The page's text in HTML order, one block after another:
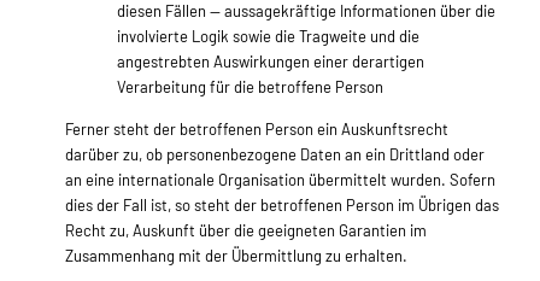
diesen Fällen — aussagekräftige Informationen über die
involvierte Logik sowie die Tragweite und die
angestrebten Auswirkungen einer derartigen
Verarbeitung für die betroffene Person
Ferner steht der betroffenen Person ein Auskunftsrecht
darüber zu, ob personenbezogene Daten an ein Drittland oder
an eine internationale Organisation übermittelt wurden. Sofern
dies der Fall ist, so steht der betroffenen Person im Übrigen das
Recht zu, Auskunft über die geeigneten Garantien im
Zusammenhang mit der Übermittlung zu erhalten.